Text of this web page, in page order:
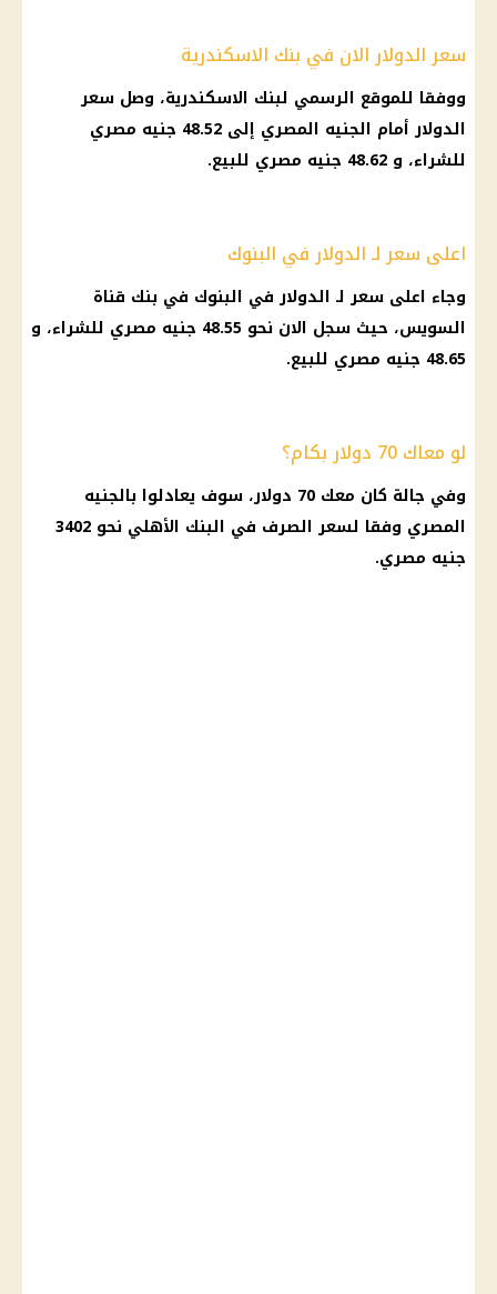
سعر الدولار الان في بنك الاسكندرية
ووفقا للموقع الرسمي لبنك الاسكندرية، وصل سعر
الدولار أمام الجنيه المصري إلى 48.52
جنيه مصري
للشراء، و 48.62
جنيه مصري للبيع.
اعلى سعر لـ الدولار في البنوك
وجاء اعلى سعر لـ الدولار في البنوك في بنك قناة
السويس
، حيث سجل الان نحو 48.55 جنيه مصري للشراء، و
48.65 جنيه مصري للبيع.
لو معاك 70 دولار بكام؟
وفي جالة كان معك 70 دولار، سوف يعادلوا بالجنيه
المصري وفقا لسعرالصرف في البنك الأهلي
نحو 3402
جنيه مصري.